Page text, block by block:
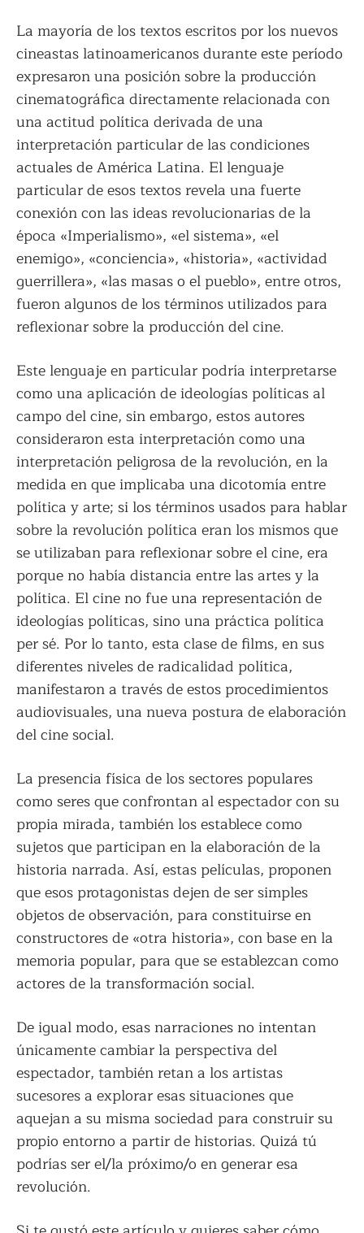
La mayoría de los textos escritos por los nuevos
cineastas latinoamericanos durante este período
expresaron una posición sobre la producción
cinematográfica directamente relacionada con
una actitud política derivada de una
interpretación particular de las condiciones
actuales de América Latina. El lenguaje
particular de esos textos revela una fuerte
conexión con las ideas revolucionarias de la
época «Imperialismo», «el sistema», «el
enemigo», «conciencia», «historia», «actividad
guerrillera», «las masas o el pueblo», entre otros,
fueron algunos de los términos utilizados para
reflexionar sobre la producción del cine.
Este lenguaje en particular podría interpretarse
como una aplicación de ideologías políticas al
campo del cine, sin embargo, estos autores
consideraron esta interpretación como una
interpretación peligrosa de la revolución, en la
medida en que implicaba una dicotomía entre
política y arte; si los términos usados ​​para hablar
sobre la revolución política eran los mismos que
se utilizaban para reflexionar sobre el cine, era
porque no había distancia entre las artes y la
política. El cine no fue una representación de
ideologías políticas, sino una práctica política
per sé. Por lo tanto, esta clase de films, en sus
diferentes niveles de radicalidad política,
manifestaron a través de estos procedimientos
audiovisuales, una nueva postura de elaboración
del cine social.
La presencia física de los sectores populares
como seres que confrontan al espectador con su
propia mirada, también los establece como
sujetos que participan en la elaboración de la
historia narrada. Así, estas películas, proponen
que esos protagonistas dejen de ser simples
objetos de observación, para constituirse en
constructores de «otra historia», con base en la
memoria popular, para que se establezcan como
actores de la transformación social.
De igual modo, esas narraciones no intentan
únicamente cambiar la perspectiva del
espectador, también retan a los artistas
sucesores a explorar esas situaciones que
aquejan a su misma sociedad para construir su
propio entorno a partir de historias. Quizá tú
podrías ser el/la próximo/o en generar esa
revolución.